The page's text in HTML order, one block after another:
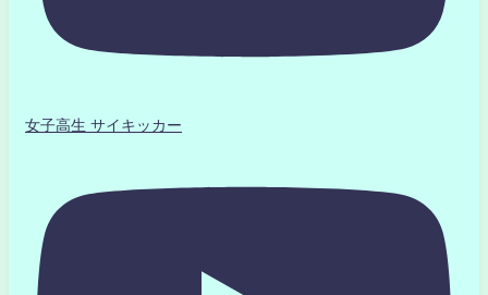
女子高生 サイキッカー